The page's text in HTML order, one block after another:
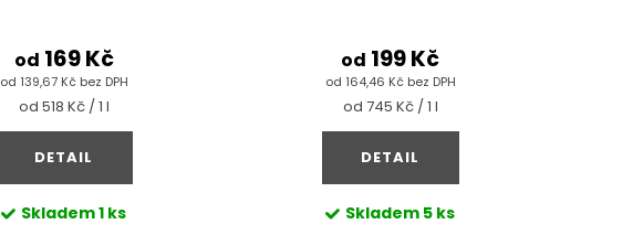
od 139,67 Kč bez DPH
od 169 Kč
Měrná
cena:
od 518 Kč / 1 l
DETAIL
Skladem1 ks
od 164,46 Kč bez DPH
od 199 Kč
Měrná
cena:
od 745 Kč / 1 l
DETAIL
Skladem 5 ks